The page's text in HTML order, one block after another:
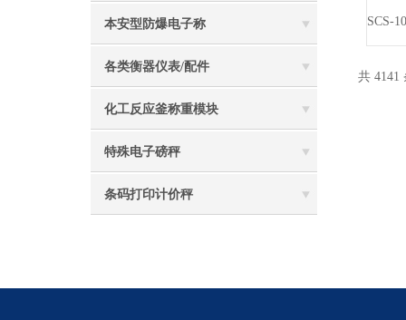
本安型防爆电子称
各类衡器仪表/配件
化工反应釜称重模块
特殊电子磅秤
条码打印计价秤
共 4141